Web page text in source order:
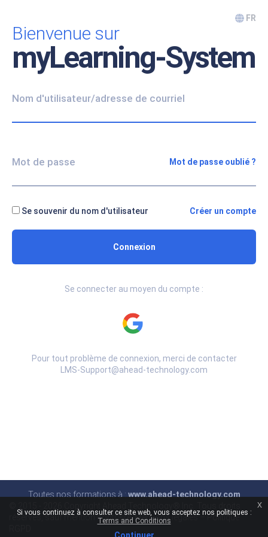
FR
Bienvenue sur
myLearning-System
Procédure de création de compte
Nom d'utilisateur/adresse de courriel
Mot de passe Mot de passe oublié ?
Se souvenir du nom d'utilisateur Créer un compte
Connexion
Se connecter au moyen du compte :
Pour tout problème de connexion, merci de contacter
LMS-Support@ahead-technology.com
Toutes nos formations à : www.ahead-technology.com
réservés, sauf mention contraire.Mentions légales–Politique
Si vous continuez à consulter ce site web, vous acceptez nos politiques :
Terms and Conditions
x